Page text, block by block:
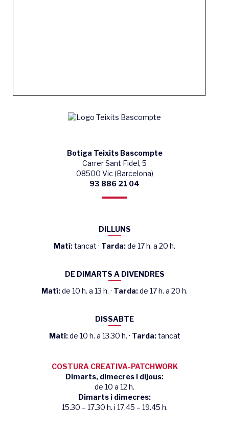
Botiga Teixits Bascompte
Carrer Sant Fidel, 5
08500 Vic (Barcelona)
93 886 21 04
DILLUNS
Matí:tancat · Tarda:de 17 h. a 20 h.
DE DIMARTS A DIVENDRES
Matí:de 10 h. a 13 h. · Tarda:de 17 h. a 20 h.
DISSABTE
Matí:de 10 h. a 13.30 h. · Tarda:tancat
COSTURA CREATIVA-PATCHWORK
Dimarts, dimecres i dijous:
de 10 a 12 h.
Dimarts i dimecres:
15.30 – 17.30 h. i 17.45 – 19.45 h.